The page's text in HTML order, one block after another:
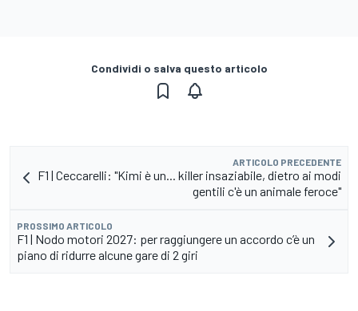
Condividi o salva questo articolo
ARTICOLO PRECEDENTE
F1 | Ceccarelli: "Kimi è un... killer insaziabile, dietro ai modi
gentili c'è un animale feroce"
PROSSIMO ARTICOLO
F1 | Nodo motori 2027: per raggiungere un accordo c’è un
piano di ridurre alcune gare di 2 giri